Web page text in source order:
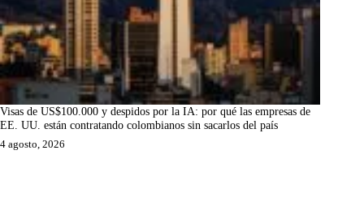
Visas de US$100.000 y despidos por la IA: por qué las empresas de
EE. UU. están contratando colombianos sin sacarlos del país
4 agosto, 2026